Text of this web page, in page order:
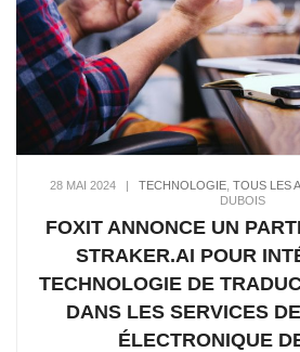
28 MAI 2024 | TECHNOLOGIE TOUS LES
DUBOIS
FOXIT ANNONCE UN
STRAKER.AI POUR
TECHNOLOGIE DE
DANS LES SERVICES
ÉLECTRONIQUE